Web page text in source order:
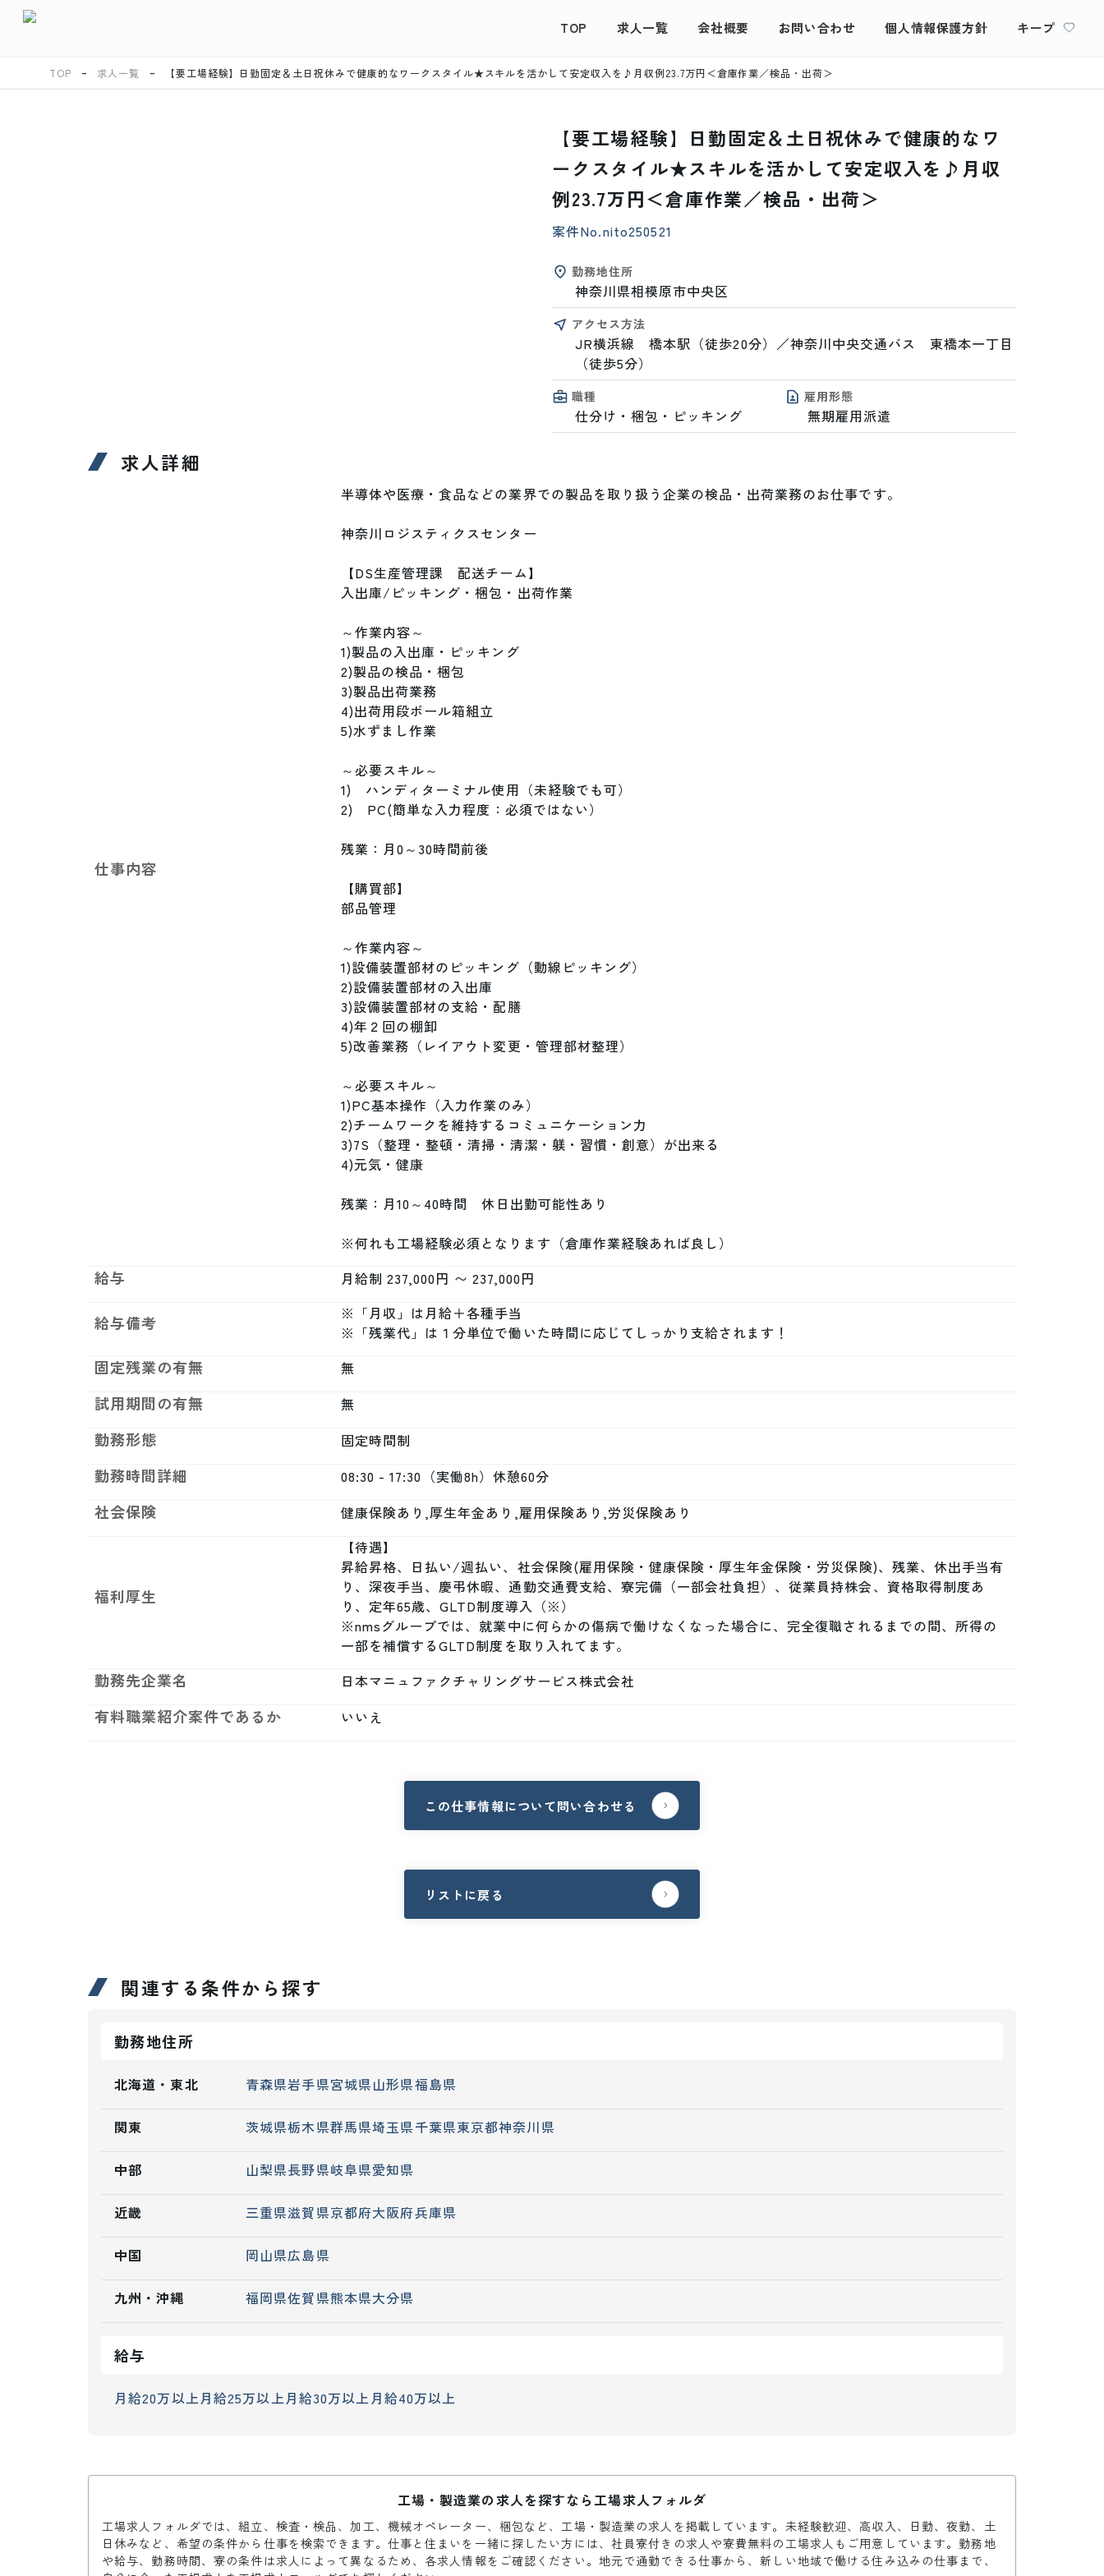
TOP 求人一覧 会社概要 お問い合わせ 個人情報保護方針 キープ
TOP 求人一覧 【要工場経験】日勤固定＆土日祝休みで健康的なワークスタイル★スキルを活かして安定収入を♪月収例23.7万円＜倉庫作業／検品・出荷＞
【要工場経験】日勤固定＆土日祝休みで健康的なワ
ークスタイル★スキルを活かして安定収入を♪月収
例23.7万円＜倉庫作業／検品・出荷＞
案件No.nito250521
勤務地住所
神奈川県相模原市中央区
アクセス方法
JR横浜線　橋本駅（徒歩20分）／神奈川中央交通バス　東橋本一丁目
（徒歩5分）
職種
仕分け・梱包・ピッキング
雇用形態
無期雇用派遣
求人詳細
仕事内容
半導体や医療・食品などの業界での製品を取り扱う企業の検品・出荷業務のお仕事です。
神奈川ロジスティクスセンター
【DS生産管理課　配送チーム】
入出庫/ピッキング・梱包・出荷作業
～作業内容～
1)製品の入出庫・ピッキング
2)製品の検品・梱包
3)製品出荷業務
4)出荷用段ボール箱組立
5)水ずまし作業
～必要スキル～
1)　ハンディターミナル使用（未経験でも可）
2)　PC(簡単な入力程度：必須ではない）
残業：月0～30時間前後
【購買部】
部品管理
～作業内容～
1)設備装置部材のピッキング（動線ピッキング）
2)設備装置部材の入出庫
3)設備装置部材の支給・配膳
4)年２回の棚卸
5)改善業務（レイアウト変更・管理部材整理）
～必要スキル～
1)PC基本操作（入力作業のみ）
2)チームワークを維持するコミュニケーション力
3)7S（整理・整頓・清掃・清潔・躾・習慣・創意）が出来る
4)元気・健康
残業：月10～40時間　休日出勤可能性あり
※何れも工場経験必須となります（倉庫作業経験あれば良し）
給与 月給制 237,000円 〜 237,000円
給与備考
※「月収」は月給＋各種手当
※「残業代」は１分単位で働いた時間に応じてしっかり支給されます！
固定残業の有無 無
試用期間の有無 無
勤務形態 固定時間制
勤務時間詳細 08:30 - 17:30（実働8h）休憩60分
社会保険 健康保険あり,厚生年金あり,雇用保険あり,労災保険あり
福利厚生
【待遇】
昇給昇格、日払い/週払い、社会保険(雇用保険・健康保険・厚生年金保険・労災保険)、残業、休出手当有
り、深夜手当、慶弔休暇、通勤交通費支給、寮完備（一部会社負担）、従業員持株会、資格取得制度あ
り、定年65歳、GLTD制度導入（※）
※nmsグループでは、就業中に何らかの傷病で働けなくなった場合に、完全復職されるまでの間、所得の
一部を補償するGLTD制度を取り入れてます。
勤務先企業名 日本マニュファクチャリングサービス株式会社
有料職業紹介案件であるか いいえ
この仕事情報について問い合わせる
リストに戻る
関連する条件から探す
勤務地住所
北海道・東北 青森県岩手県宮城県山形県福島県
関東 茨城県栃木県群馬県埼玉県千葉県東京都神奈川県
中部 山梨県長野県岐阜県愛知県
近畿 三重県滋賀県京都府大阪府兵庫県
中国 岡山県広島県
九州・沖縄 福岡県佐賀県熊本県大分県
給与
月給20万以上月給25万以上月給30万以上月給40万以上
工場・製造業の求人を探すなら工場求人フォルダ
工場求人フォルダでは、組立、検査・検品、加工、機械オペレーター、梱包など、工場・製造業の求人を掲載しています。未経験歓迎、高収入、日勤、夜勤、土
日休みなど、希望の条件から仕事を検索できます。仕事と住まいを一緒に探したい方には、社員寮付きの求人や寮費無料の工場求人もご用意しています。勤務地
や給与、勤務時間、寮の条件は求人によって異なるため、各求人情報をご確認ください。地元で通勤できる仕事から、新しい地域で働ける住み込みの仕事まで、